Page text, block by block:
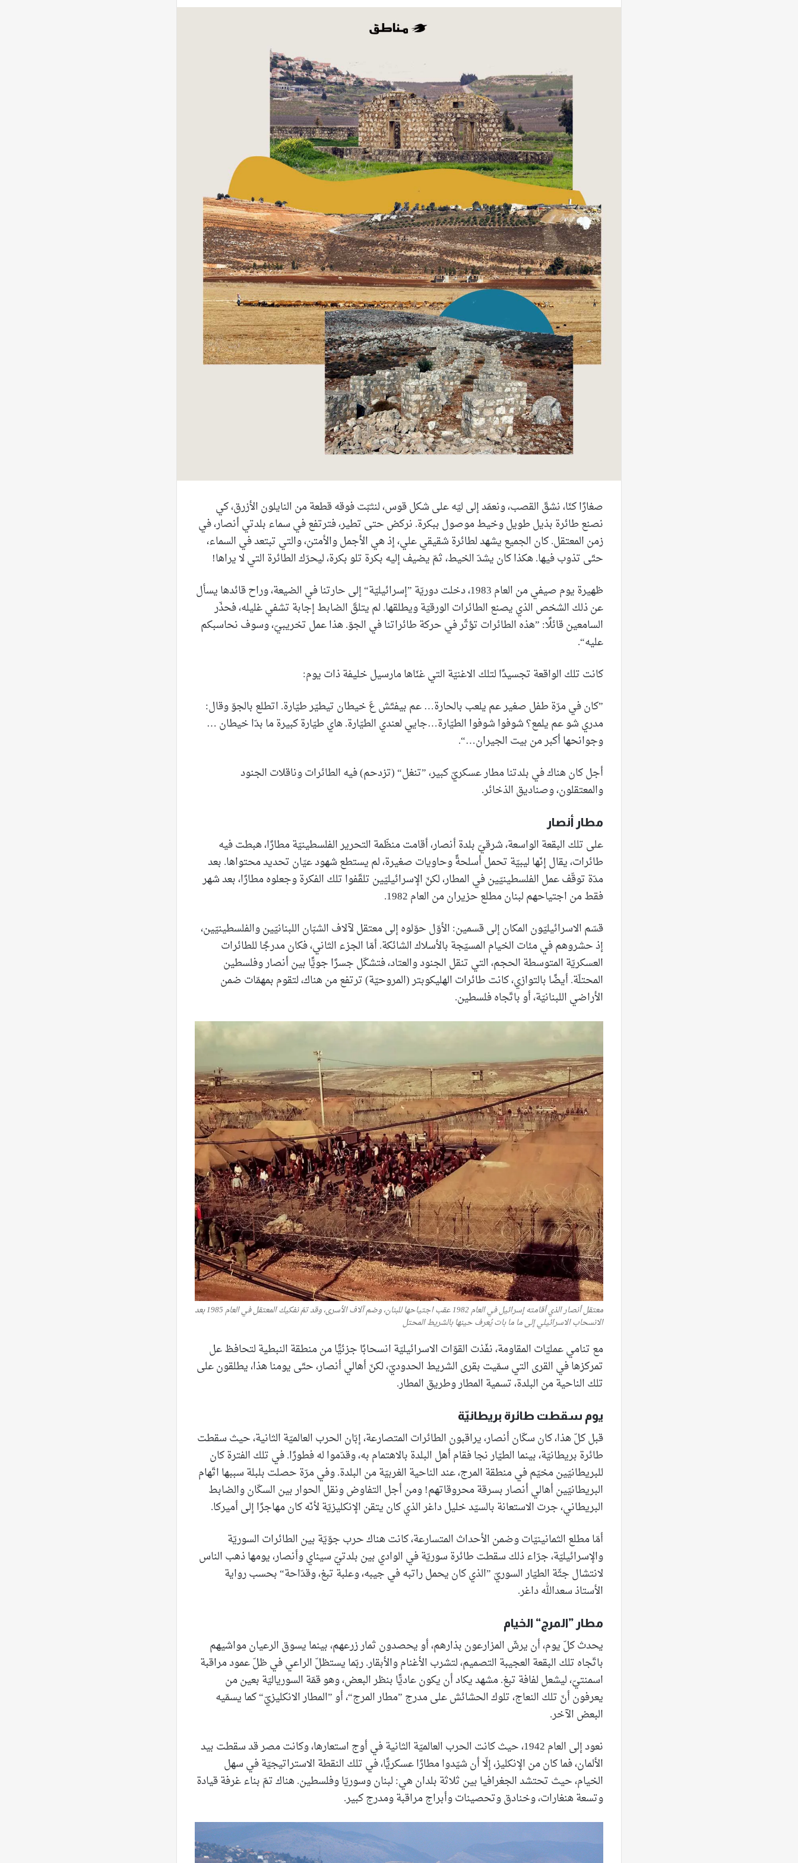
صغارًا كنّا، نشقّ القصب، ونعمَد إلى ليّه على شكل قوس، لنثبّت فوقه قطعة من النايلون الأزرق، كي
نصنع طائرة بذيل طويل وخيط موصول ببكرة. نركض حتى تطير، فترتفع في سماء بلدتي أنصار، في
زمن المعتقل. كان الجميع يشهد لطائرة شقيقي علي، إذ هي الأجمل والأمتن، والتي تبتعد في السماء،
حتّى تذوب فيها. هكذا كان يشدّ الخيط، ثمّ يضيف إليه بكرة تلو بكرة، ليحرّك الطائرة التي لا يراها!
ظهيرة يوم صيفي من العام 1983، دخلت دوريّة ”إسرائيليّة“ إلى حارتنا في الضيعة، وراح قائدها يسأل
عن ذلك الشخص الذي يصنع الطائرات الورقيّة ويطلقها. لم يتلقَ الضابط إجابة تشفي غليله، فحذّر
السامعين قائلًا: ”هذه الطائرات تؤثّر في حركة طائراتنا في الجوّ. هذا عمل تخريبيّ، وسوف نحاسبكم
عليه“.
كانت تلك الواقعة تجسيدًا لتلك الاغنيّة التي غنّاها مارسيل خليفة ذات يوم:
”كان في مرّة طفل صغير عم يلعب بالحارة… عم بيفتّش عَ خيطان تيطيّر طيّارة. اتطلع بالجوّ وقال:
مدري شو عم يلمع؟ شوفوا شوفوا الطيّارة…جايي لعندي الطيّارة. هاي طيّارة كبيرة ما بدّا خيطان …
وجوانحها أكبر من بيت الجيران…“.
أجل كان هناك في بلدتنا مطار عسكريّ كبير، ”تنغل“ (تزدحم) فيه الطائرات وناقلات الجنود
والمعتقلون، وصناديق الذخائر.
مطار أنصار
على تلك البقعة الواسعة، شرقيّ بلدة أنصار، أقامت منظّمة التحرير الفلسطينيّة مطارًا، هبطت فيه
طائرات، يقال إنّها ليبيّة تحمل أسلحةً وحاويات صغيرة، لم يستطع شهود عيّان تحديد محتواها. بعد
مدّة توقّف عمل الفلسطينيّين في المطار، لكنّ الإسرائيليّين تلقّفوا تلك الفكرة وجعلوه مطارًا، بعد شهر
فقط من اجتياحهم لبنان مطلع حزيران من العام 1982.
قسّم الاسرائيليّون المكان إلى قسمين: الأوّل حوّلوه إلى معتقل لآلاف الشبّان اللبنانيّين والفلسطينيّين،
إذ حشروهم في مئات الخيام المسيّجة بالأسلاك الشائكة. أمّا الجزء الثاني، فكان مدرجًا للطائرات
العسكريّة المتوسطة الحجم، التي تنقل الجنود والعتاد، فتشكّل جسرًا جويًّا بين أنصار وفلسطين
المحتلّة. أيضًا بالتوازي، كانت طائرات الهليكوبتر (المروحيّة) ترتفع من هناك، لتقوم بمهمّات ضمن
الأراضي اللبنانيّة، أو باتّجاه فلسطين.
معتقل أنصار الذي أقامته إسرائيل في العام 1982 عقب اجتياحها للبنان، وضم آلاف الأسرى، وقد تمّ نفكيك المعتقل في العام 1985 بعد
الانسحاب الاسرائيلي إلى ما ما بات يُعرف حينها بالشريط المحتل
مع تنامي عمليّات المقاومة، نفّذت القوّات الاسرائيليّة انسحابًا جزئيًّا من منطقة النبطية لتحافظ عل
تمركزها في القرى التي سمّيت بقرى الشريط الحدوديّ، لكنّ أهالي أنصار، حتّى يومنا هذا، يطلقون على
تلك الناحية من البلدة، تسمية المطار وطريق المطار.
يوم سقطت طائرة بريطانيّة
قبل كلّ هذا، كان سكّان أنصار، يراقبون الطائرات المتصارعة، إبّان الحرب العالميّة الثانية، حيث سقطت
طائرة بريطانيّة، بينما الطيّار نجا فقام أهل البلدة بالاهتمام به، وقدّموا له فطورًا. في تلك الفترة كان
للبريطانيّين مخيّم في منطقة المرج، عند الناحية الغربيّة من البلدة. وفي مرّة حصلت بلبلة سببها اتّهام
البريطانيّين أهالي أنصار بسرقة محروقاتهم! ومن أجل التفاوض ونقل الحوار بين السكّان والضابط
البريطاني، جرت الاستعانة بالسيّد خليل داغر الذي كان يتقن الإنكليزيّة لأنّه كان مهاجرًا إلى أميركا.
أمّا مطلع الثمانينيّات وضمن الأحداث المتسارعة، كانت هناك حرب جوّيّة بين الطائرات السوريّة
والإسرائيليّة، جرّاء ذلك سقطت طائرة سوريّة في الوادي بين بلدتيّ سيناي وأنصار، يومها ذهب الناس
لانتشال جثّة الطيّار السوريّ ”الذي كان يحمل راتبه في جيبه، وعلبة تبغ، وقدّاحة“ بحسب رواية
الأستاذ سعدالله داغر.
مطار ”المرج“ الخيام
يحدث كلّ يوم، أن يرشّ المزارعون بذارهم، أو يحصدون ثمار زرعهم، بينما يسوق الرعيان مواشيهم
باتّجاه تلك البقعة العجيبة التصميم، لتشرب الأغنام والأبقار. ربّما يستظلّ الراعي في ظلّ عمود مراقبة
اسمنتيّ، ليشعل لفافة تبغ. مشهد يكاد أن يكون عاديًّا بنظر البعض، وهو قمّة السورياليّة بعين من
يعرفون أنّ تلك النعاج، تلوك الحشائش على مدرج ”مطار المرج“، أو ”المطار الانكليزيّ“ كما يسمّيه
البعض الآخر.
نعود إلى العام 1942، حيث كانت الحرب العالميّة الثانية في أوج استعارها، وكانت مصر قد سقطت بيد
الألمان، فما كان من الإنكليز، إلّا أن شيّدوا مطارًا عسكريًّا، في تلك النقطة الاستراتيجيّة في سهل
الخيام، حيث تحتشد الجغرافيا بين ثلاثة بلدان هي: لبنان وسوريّا وفلسطين. هناك تمّ بناء غرفة قيادة
وتسعة هنغارات، وخنادق وتحصينات وأبراج مراقبة ومدرج كبير.